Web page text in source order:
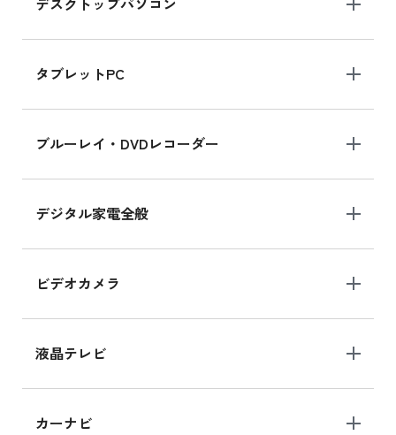
タブレットPC
ブルーレイ・DVDレコーダー
デジタル家電全般
ビデオカメラ
液晶テレビ
カーナビ
iPad mini シリーズ 2024
iPad mini 8.3インチ の新品買取価格
iPhone 16 シリーズ
iPhone 16 の新品買取価格
iPad Air 11インチ シリーズ
iPad Air 11インチ の新品買取価格
iPhone 15 128GB シリーズ
iPhone 15 128GB の新品買取価格